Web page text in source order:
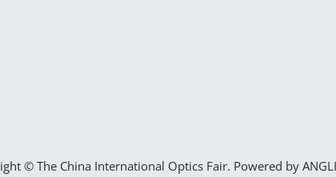
© The China International Optics Fair. Powered by